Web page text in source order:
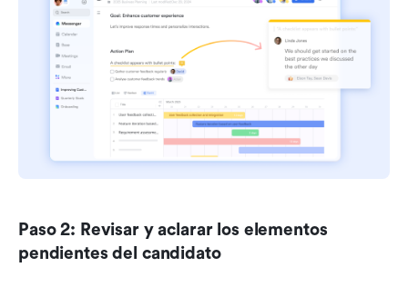
Paso 2: Revisar y aclarar los elementos
pendientes del candidato